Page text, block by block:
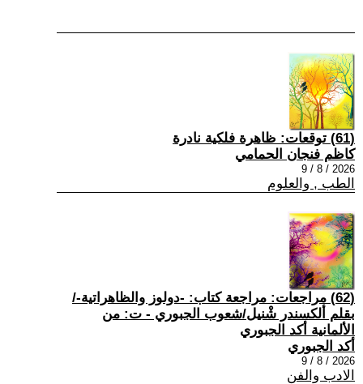
(61) توقعات: ظاهرة فلكية نادرة
كاظم فنجان الحمامي
2026 / 8 / 9
الطب , والعلوم
(62) مراجعات: مراجعة كتاب: -دولوز والظاهراتية-/
بقلم ألكسندر شْنيل/شعوب الجبوري - ت: من
الألمانية أكد الجبوري
أكد الجبوري
2026 / 8 / 9
الادب والفن